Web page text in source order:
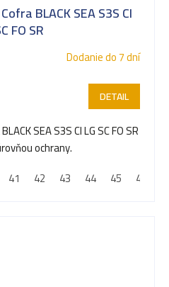
BLACK SEA S3S CI
FO SR
Dodanie do 7 dní
DETAIL
SEA S3S CI LG SC FO SR
ochrany.
41 42 43 44 45 46